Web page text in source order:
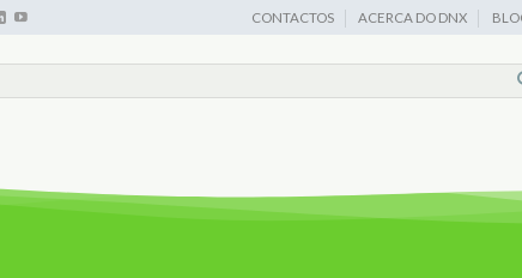
CONTACTOS ACERCA DO DNX